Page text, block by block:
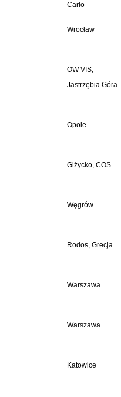
Carlo
Wrocław
OW VIS,
Jastrzębia Góra
Opole
Giżycko, COS
Węgrów
Rodos, Grecja
Warszawa
Warszawa
Katowice